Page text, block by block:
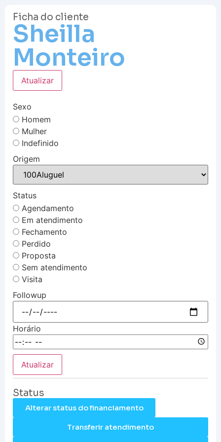
Ficha do cliente
Sheilla
Monteiro
Atualizar
Sexo
Homem
Mulher
Indefinido
Origem
Status
Agendamento
Em atendimento
Fechamento
Perdido
Proposta
Sem atendimento
Visita
Followup
Horário
Atualizar
Status
Alterar status do financiamento
Transferir atendimento